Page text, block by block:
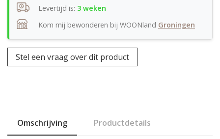
Levertijd is: 3 weken
Kom mij bewonderen bij WOONland Groningen
Stel een vraag over dit product
Omschrijving Productdetails